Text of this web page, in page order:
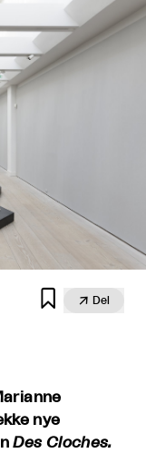
  Del
nye
Des Cloches.